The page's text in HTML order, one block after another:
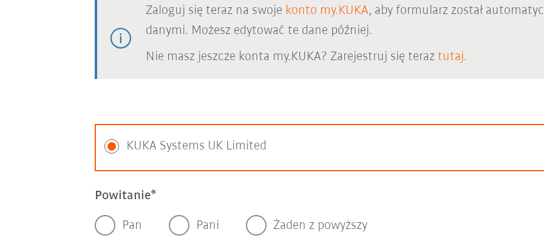
Zaloguj się teraz na swoje konto my.KUKA, aby formularz został
danymi. Możesz edytować te dane później.
Nie masz jeszcze konta my.KUKA? Zarejestruj się teraz tutaj.
KUKA Systems UK Limited
Powitanie
Pan Pani Żaden z powyższy